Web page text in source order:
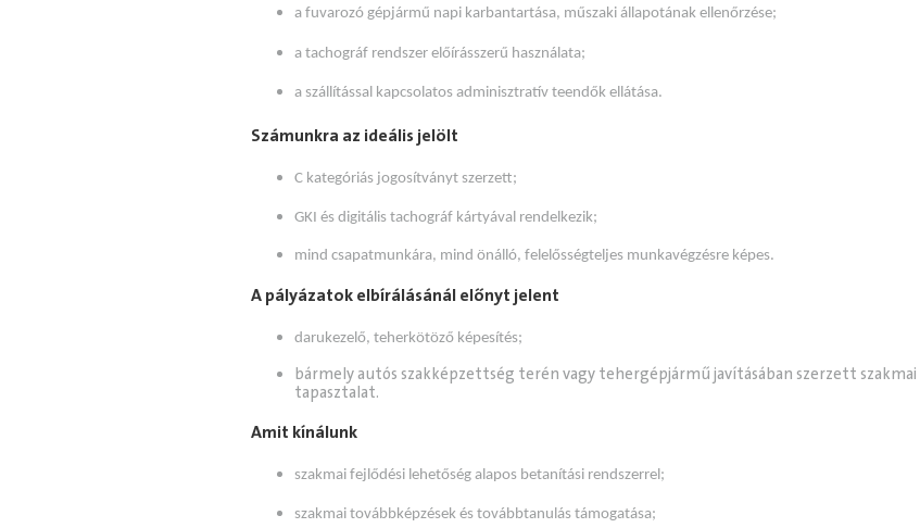
a fuvarozó gépjármű napi karbantartása, műszaki állapotának ellenőrzése;
a tachográf rendszer előírásszerű használata;
a szállítással kapcsolatos adminisztratív teendők ellátása.
Számunkra az ideális jelölt
C kategóriás jogosítványt szerzett;
GKI és digitális tachográf kártyával rendelkezik;
mind csapatmunkára, mind önálló, felelősségteljes munkavégzésre képes.
A pályázatok elbírálásánál előnyt jelent
darukezelő, teherkötöző képesítés;
bármely autós szakképzettség terén vagy tehergépjármű javításában szerzett szakmai
tapasztalat.
Amit kínálunk
szakmai fejlődési lehetőség alapos betanítási rendszerrel;
szakmai továbbképzések és továbbtanulás támogatása;